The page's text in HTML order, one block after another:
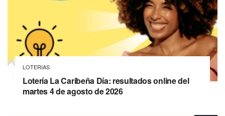
LOTERIAS
Lotería La Caribeña Día: resultados online del
martes 4 de agosto de 2026